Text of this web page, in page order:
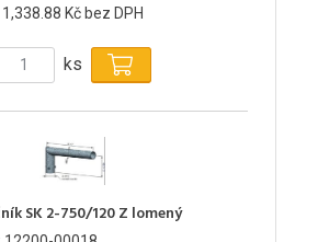
1,338.88 Kč bez DPH
ks
SK 2-750/120 Z lomený